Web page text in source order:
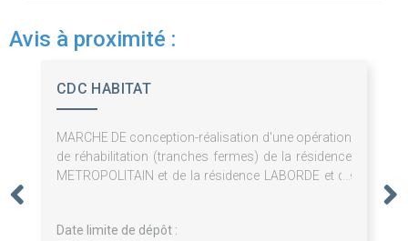
Avis à proximité :
CDC HABITAT
MARCHE DE conception-réalisation d'une opération
de réhabilitation (tranches fermes) de la résidence
METROPOLITAIN et de la résidence LABORDE et de
Date limite de dépôt :